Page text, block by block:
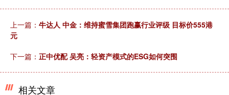
上一篇： 牛达人 中金：维持蜜雪集团跑赢行业评级 目标价555港
元
下一篇： 正中优配 吴亮：轻资产模式的ESG如何突围
相关文章